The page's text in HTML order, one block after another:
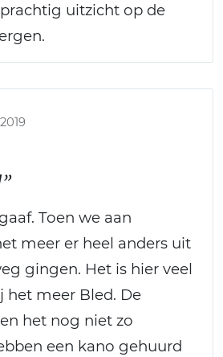
uitzicht op de
Toen we aan
meer er heel anders uit
gingen. Het is hier veel
het meer Bled. De
het nog niet zo
een kano gehuurd